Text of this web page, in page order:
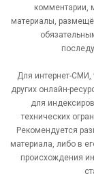
комментарии,
материалы,
Для интернет-СМИ,
других онлайн-
для
технических
Рекомендуется
материала, либо в
происхождения